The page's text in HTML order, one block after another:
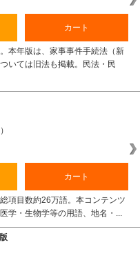
カート
本年版は、家事事件手続法（新
いては旧法も掲載。民法・民
カート
項目数約26万語。本コンテンツ
学・生物学等の用語、地名・...